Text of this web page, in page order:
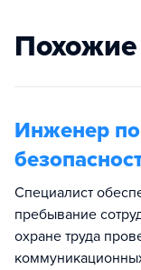
Инженер по
Специалист
пребывание
охране труда